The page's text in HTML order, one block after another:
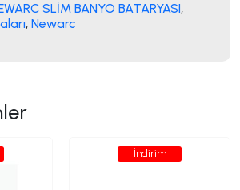
SLİM BANYO BATARYASI,
, Newarc
İndirim